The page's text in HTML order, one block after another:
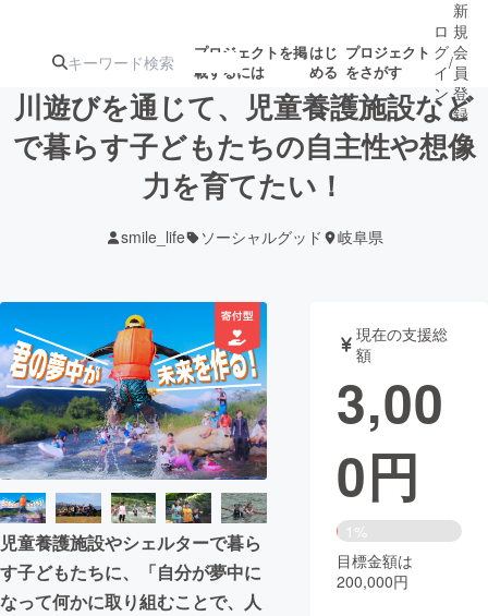
プロジェクトを掲
載するには
はじ
める
プロジェクト
をさがす
注目のリ 注目の新着プロ
ジェクト
募集終了が近いプ
テクノロジー・ガジェット
映像・映画 書籍・雑誌
ビジネス・起業 チャレンジ
まちづくり・地域活性化
CAMPFIRE for Social Good
CAMPFIRE Creation
ロ
グ
イ
ン
/
新
規
会
員
登
録
川遊びを通じて、児童養護施設など
で暮らす子どもたちの自主性や想像
力を育てたい！
smile_life ソーシャルグッド 岐阜県
児童養護施設やシェルターで暮ら
す子どもたちに、「自分が夢中に
なって何かに取り組むことで、人
現在の支援総
額
3,00
0円
1%
目標金額は
200,000円